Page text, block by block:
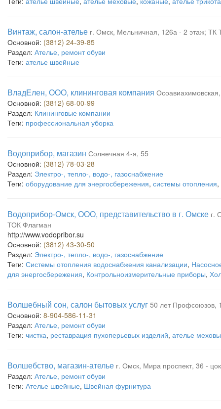
Винтаж, салон-ателье г. Омск, Мельничная, 126а - 2 этаж; ТК
Основной: (3812) 24-39-85
Раздел: Ателье, ремонт обуви
Теги: ателье швейные
ВладЕлен, ООО, клининговая компания
Основной: (3812) 68-00-99
Раздел: Клининговые компании
Теги: профессиональная уборка
Водоприбор, магазин Солнечная 4-я, 55
Основной: (3812) 78-03-28
Раздел: Электро-, тепло-, водо-, газоснабжение
Теги: оборудование для энергосбережения, системы отопления,
Водоприбор-Омск, ООО, представительство в г. Омске г.
ТОК Флагман
http://www.vodopribor.su
Основной: (3812) 43-30-50
Раздел: Электро-, тепло-, водо-, газоснабжение
Теги: Системы отопления водоснабжения канализации,
для энергосбережения, Контрольноизмерительные приборы,
Волшебный сон, салон бытовых услуг 50 лет Профсоюзов,
Основной: 8-904-586-11-31
Раздел: Ателье, ремонт обуви
Теги: чистка, реставрация пухоперьевых изделий, ателье
Волшебство, магазин-ателье г. Омск, Мира проспект, 36 -
Раздел: Ателье, ремонт обуви
Теги: Ателье швейные, Швейная фурнитура